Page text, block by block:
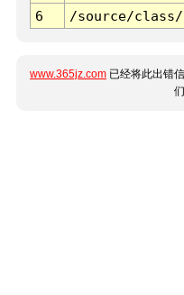
6
/source/
www.365jz.com 已经将此出错